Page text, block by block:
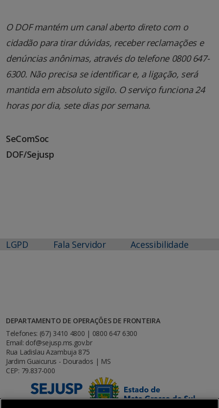
O DOF mantém um canal aberto direto com o
cidadão para tirar dúvidas, receber reclamações e
denúncias anônimas, através do telefone 0800 647-
6300. Não precisa se identificar e, a ligação, será
mantida em absoluto sigilo. O serviço funciona 24
horas por dia, sete dias por semana.
SeComSoc
DOF/Sejusp
LGPD Fala Servidor Acessibilidade
DEPARTAMENTO DE OPERAÇÕES DE FRONTEIRA
Telefones: (67) 3410 4800 | 0800 647 6300
Email: dof@sejusp.ms.gov.br
Rua Ladislau Azambuja 875
Jardim Guaicurus - Dourados | MS
CEP: 79.837-000